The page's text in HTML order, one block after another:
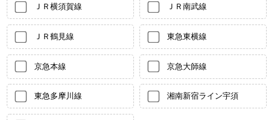
ＪＲ横須賀線 ＪＲ南武線
ＪＲ鶴見線 東急東横線
京急本線 京急大師線
東急多摩川線 湘南新宿ライン宇須